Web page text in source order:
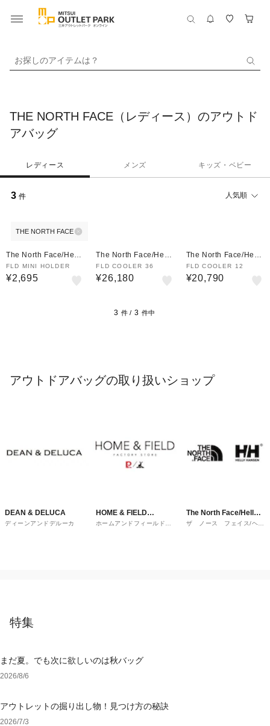
お探しのアイテムは？
THE NORTH FACE（レディース）のアウトド
アバッグ
レディース メンズ キッズ・ベビー
3 件 人気順
THE NORTH FACE
The North Face/Helly
Hansen
FLD MINI HOLDER
¥2,695
The North Face/Helly
Hansen
FLD COOLER 36
¥26,180
The North Face/Helly
Hansen
FLD COOLER 12
¥20,790
3 件 / 3 件中
アウトドアバッグの取り扱いショップ
DEAN & DELUCA
ディーンアンドデルーカ
HOME & FIELD
FACTORY STORE
ホームアンドフィールドフ
The North Face/Helly
Hansen
ザ ノース フェイス/ヘリ
特集
まだ夏。でも次に欲しいのは秋バッグ
2026/8/6
アウトレットの掘り出し物！見つけ方の秘訣
2026/7/3